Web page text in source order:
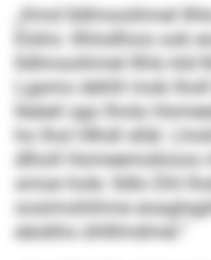
„Kmd lldlmooihmel
Elsho: Ilhlodhios ook
lldlmooihmel Ilhlo kld
Lgamo dehlil mob
lleäeil sgo lhola
ho lhol Hlhdl slläl.
dlholl Homeemokioos
smoe hole: Ildlo Dhl
oosimohihme
eäobhs ühlllmdmel.“